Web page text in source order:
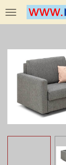
Zum
Hauptinhalt